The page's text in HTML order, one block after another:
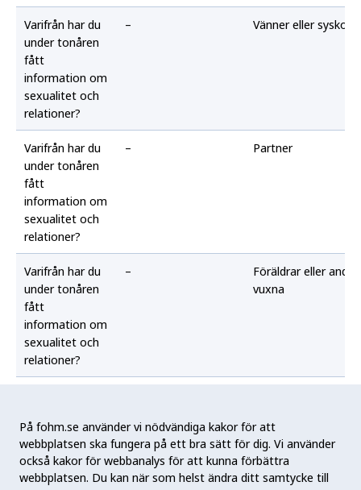
Varifrån har du
under tonåren
fått
information om
sexualitet och
relationer?
– Vänner eller syskon
Varifrån har du
under tonåren
fått
information om
sexualitet och
relationer?
– Partner
Varifrån har du
under tonåren
fått
information om
sexualitet och
relationer?
–
Föräldrar eller andra
vuxna
fått
information om
sexualitet och
relationer?
På fohm.se använder vi nödvändiga kakor för att
webbplatsen ska fungera på ett bra sätt för dig. Vi använder
också kakor för webbanalys för att kunna förbättra
webbplatsen. Du kan när som helst ändra ditt samtycke till